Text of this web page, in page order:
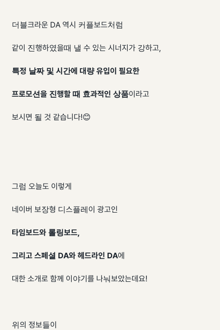
더블크라운 DA 역시 커플보드처럼
같이 진행하였을때 낼 수 있는 시너지가 강하고,
특정 날짜 및 시간에 대량 유입이 필요한
프로모션을 진행할 때 효과적인 상품이라고
보시면 될 것 같습니다!😊
그럼 오늘도 이렇게
네이버 보장형 디스플레이 광고인
타임보드와 롤링보드,
그리고 스페셜 DA와 헤드라인 DA에
대한 소개로 함께 이야기를 나눠보았는데요!
위의 정보들이